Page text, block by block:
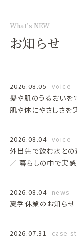
What’s NEW
お知らせ
2026.08.05 voice
髪や肌のうるおいを
肌や体にやさしさを
2026.08.04 voice
外出先で飲む水との
／ 暮らしの中で実感
2026.08.04 news
夏季休業のお知らせ
2026.07.31 case